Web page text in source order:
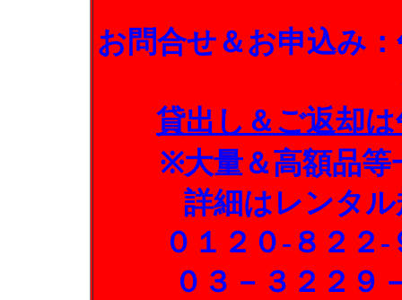
お問合せ＆お申込み
貸出し＆ご返却
※大量＆高額品等
詳細はレンタ
０１２０-８２２
０３－３２２９